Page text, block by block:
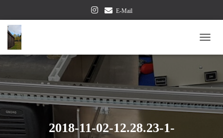
E-Mail
2018-11-02-12.28.23-1-